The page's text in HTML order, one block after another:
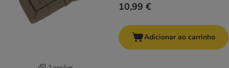
10,99 €
Adicionar ao carrinho